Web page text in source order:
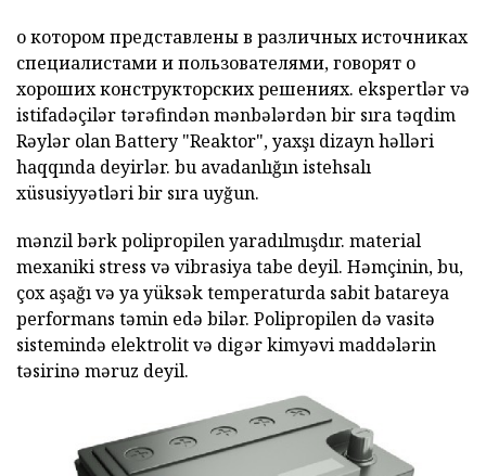
о котором представлены в различных источниках
специалистами и пользователями, говорят о
хороших конструкторских решениях. ekspertlər və
istifadəçilər tərəfindən mənbələrdən bir sıra təqdim
Rəylər olanBattery "Reaktor",yaxşı dizayn həlləri
haqqında deyirlər. bu avadanlığın istehsalı
xüsusiyyətləri bir sıra uyğun.
mənzil bərk polipropilen yaradılmışdır. material
mexaniki stress və vibrasiya tabe deyil. Həmçinin, bu,
çox aşağı və ya yüksək temperaturda sabit batareya
performans təmin edə bilər. Polipropilen də vasitə
sistemində elektrolit və digər kimyəvi maddələrin
təsirinə məruz deyil.